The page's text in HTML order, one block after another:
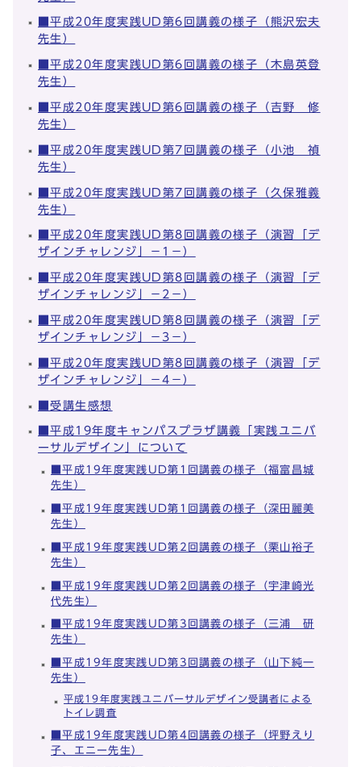
■平成20年度実践UD第6回講義の様子（熊沢宏夫
先生）
■平成20年度実践UD第6回講義の様子（木島英登
先生）
■平成20年度実践UD第6回講義の様子（吉野 修
先生）
■平成20年度実践UD第7回講義の様子（小池 禎
先生）
■平成20年度実践UD第7回講義の様子（久保雅義
先生）
■平成20年度実践UD第8回講義の様子（演習「デ
ザインチャレンジ」－1－）
■平成20年度実践UD第8回講義の様子（演習「デ
ザインチャレンジ」－2－）
■平成20年度実践UD第8回講義の様子（演習「デ
ザインチャレンジ」－3－）
■平成20年度実践UD第8回講義の様子（演習「デ
ザインチャレンジ」－4－）
■受講生感想
■平成19年度キャンパスプラザ講義「実践ユニバ
ーサルデザイン」について
■平成19年度実践UD第1回講義の様子（福富昌城
先生）
■平成19年度実践UD第1回講義の様子（深田麗美
先生）
■平成19年度実践UD第2回講義の様子（栗山裕子
先生）
■平成19年度実践UD第2回講義の様子（宇津崎光
代先生）
■平成19年度実践UD第3回講義の様子（三浦 研
先生）
■平成19年度実践UD第3回講義の様子（山下純一
先生）
平成19年度実践ユニバーサルデザイン受講者による
トイレ調査
■平成19年度実践UD第4回講義の様子（坪野えり
子、エニー先生）